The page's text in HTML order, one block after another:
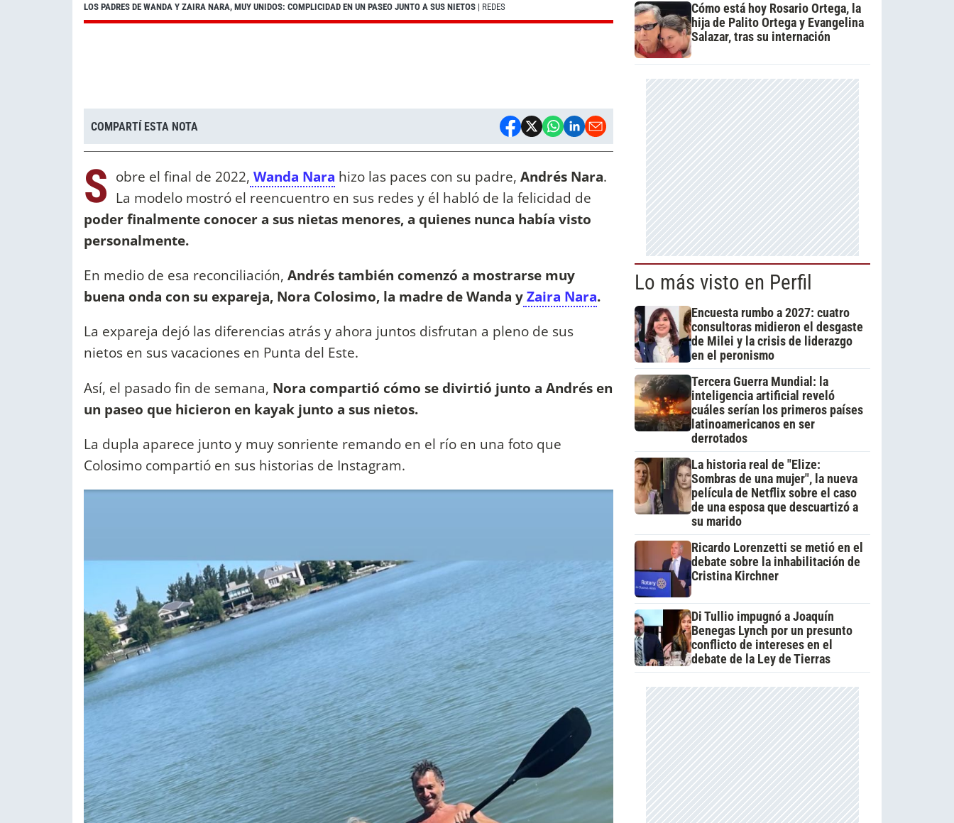
LOS PADRES DE WANDA Y ZAIRA NARA, MUY UNIDOS: COMPLICIDAD EN UN PASEO JUNTO A SUS NIETOS | REDES
COMPARTÍ ESTA NOTA
S obre el final de 2022, Wanda Nara hizo las paces con su padre, Andrés Nara.
La modelo mostró el reencuentro en sus redes y él habló de la felicidad de
poder finalmente conocer a sus nietas menores, a quienes nunca había visto
personalmente.
En medio de esa reconciliación, Andrés también comenzó a mostrarse muy
buena onda con su expareja, Nora Colosimo, la madre de Wanda yZaira Nara.
La expareja dejó las diferencias atrás y ahora juntos disfrutan a pleno de sus
nietos en sus vacaciones en Punta del Este.
Así, el pasado fin de semana, Nora compartió cómo se divirtió junto a Andrés en
un paseo que hicieron en kayak junto a sus nietos.
La dupla aparece junto y muy sonriente remando en el río en una foto que
Colosimo compartió en sus historias de Instagram.
Cómo está hoy Rosario Ortega, la
hija de Palito Ortega y Evangelina
Salazar, tras su internación
Lo más visto en Perfil
Encuesta rumbo a 2027: cuatro
consultoras midieron el desgaste
de Milei y la crisis de liderazgo
en el peronismo
Tercera Guerra Mundial: la
inteligencia artificial reveló
cuáles serían los primeros países
latinoamericanos en ser
derrotados
La historia real de "Elize:
Sombras de una mujer", la nueva
película de Netflix sobre el caso
de una esposa que descuartizó a
su marido
Ricardo Lorenzetti se metió en el
debate sobre la inhabilitación de
Cristina Kirchner
Di Tullio impugnó a Joaquín
Benegas Lynch por un presunto
conflicto de intereses en el
debate de la Ley de Tierras